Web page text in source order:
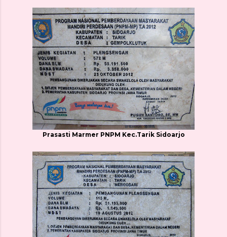
Prasasti Marmer PNPM Kec.Tarik Sidoarjo